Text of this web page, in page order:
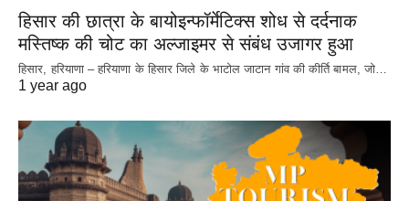
हिसार की छात्रा के बायोइन्फॉर्मेटिक्स शोध से दर्दनाक
मस्तिष्क की चोट का अल्जाइमर से संबंध उजागर हुआ
हिसार, हरियाणा – हरियाणा के हिसार जिले के भाटोल जाटान गांव की कीर्ति बामल, जो…
1 year ago